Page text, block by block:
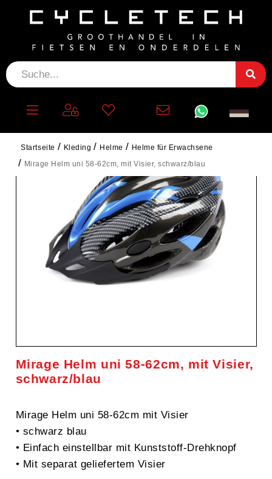
Startseite Kleding Helme
Helme für Erwachsene
Mirage Helm uni 58-62cm, mit Visier, schwarz/blau
Mirage Helm uni 58-62cm, mit Visier,
schwarz/blau
Mirage Helm uni 58-62cm mit Visier
• schwarz blau
• Einfach einstellbar mit Kunststoff-Drehknopf
• Mit separat geliefertem Visier